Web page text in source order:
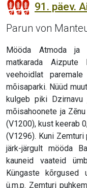
91. päev.
Parun von
Mööda Atmoda ja
matkarada
veehoidlat
mõisaparki. Nüüd
kulgeb piki
mõisahoonete ja
(V1200), kust keerab
(V1296). Kuni
järk-järgult mööda
kauneid vaateid
Küngaste kõrgused
ü.m.p. Zemturi